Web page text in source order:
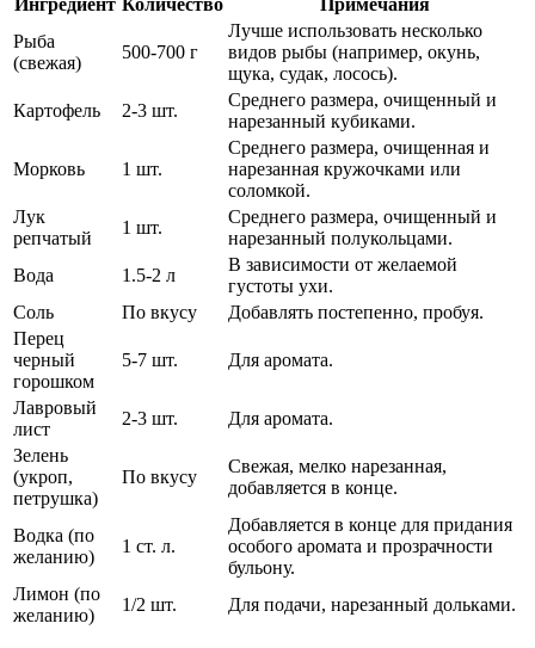
Ингредиент Количество
Примечания
Рыба
(свежая)
500-700 г
Лучше использовать несколько
видов рыбы (например, окунь,
щука, судак, лосось).
Картофель
2-3 шт.
Среднего размера, очищенный и
нарезанный кубиками.
Морковь 1 шт.
Среднего размера, очищенная и
нарезанная кружочками или
соломкой.
Лук
репчатый
1 шт.
Среднего размера, очищенный и
нарезанный полукольцами.
Вода
1.5-2 л
В зависимости от желаемой
густоты ухи.
Соль
По вкусу
Добавлять постепенно, пробуя.
Перец
черный
горошком
5-7 шт. Для аромата.
Лавровый
лист
2-3 шт.
Для аромата.
Зелень
(укроп,
петрушка)
По вкусу
Свежая, мелко нарезанная,
добавляется в конце.
Водка (по
желанию)
1 ст. л.
Добавляется в конце для придания
особого аромата и прозрачности
бульону.
Лимон (по
желанию)
1/2 шт. Для подачи, нарезанный дольками.